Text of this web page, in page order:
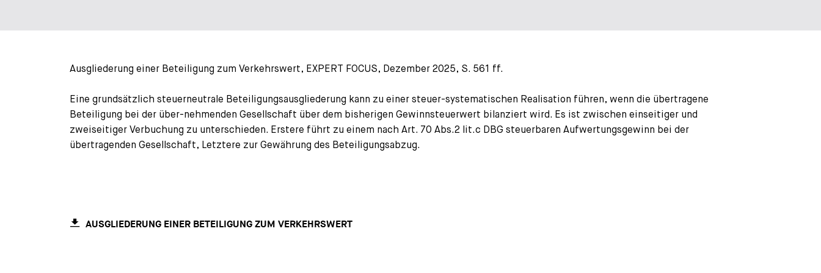
Ausgliederung einer Beteiligung zum Verkehrswert, EXPERT FOCUS, Dezember 2025, S. 561 ff.
Eine grundsätzlich steuerneutrale Beteiligungsausgliederung kann zu einer steuer-systematischen Realisation führen, wenn die übertragene
Beteiligung bei der über-nehmenden Gesellschaft über dem bisherigen Gewinnsteuerwert bilanziert wird. Es ist zwischen einseitiger und
zweiseitiger Verbuchung zu unterschieden. Erstere führt zu einem nach Art. 70 Abs.2 lit.c DBG steuerbaren Aufwertungsgewinn bei der
übertragenden Gesellschaft, Letztere zur Gewährung des Beteiligungsabzug.
AUSGLIEDERUNG EINER BETEILIGUNG ZUM VERKEHRSWERT